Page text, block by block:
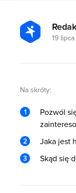
19
Na skróty:
Pozwól
Jaka jest
Skąd się